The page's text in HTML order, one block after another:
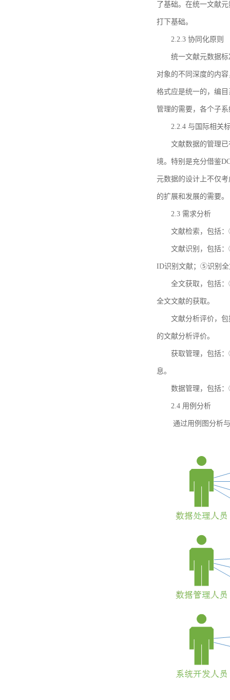
了基础。在统一文献
打下基础。
2.2.3 协同化原则
统一文献元数据
对象的不同深度的内
格式应是统一的，编
管理的需要，各个子
2.2.4 与国际相关
文献数据的管理
境。特别是充分借鉴
元数据的设计上不仅
的扩展和发展的需要。
2.3 需求分析
文献检索，包括
文献识别，包括
ID识别文献；⑤识别全
全文获取，包括
全文文献的获取。
文献分析评价，
的文献分析评价。
获取管理，包括
息。
数据管理，包括
2.4 用例分析
通过用例图分析